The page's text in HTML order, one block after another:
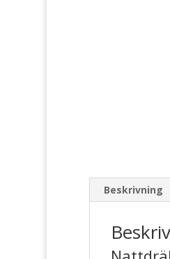
Beskrivning